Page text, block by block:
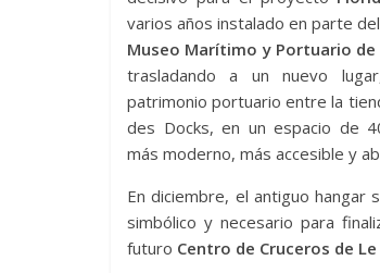
varios años instalado en parte
Museo Marítimo y Portuario de
trasladando a un nuevo
patrimonio portuario entre la
des Docks, en un espacio de
más moderno, más accesible y
En diciembre, el antiguo hangar
simbólico y necesario para
futuro Centro de Cruceros de